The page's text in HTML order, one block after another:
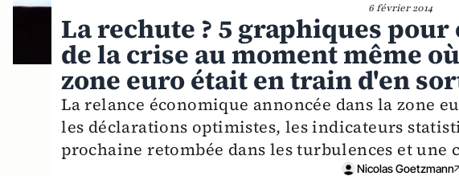
6 février 2014
La rechute ? 5 graphiques
de la crise au moment même
zone euro était en train d'en
La relance économique annoncée dans la zone
les déclarations optimistes, les indicateurs
prochaine retombée dans les turbulences et une
Nicolas Goetzmann